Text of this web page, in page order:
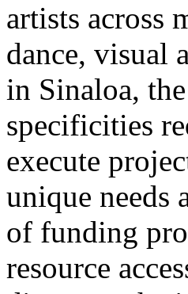
artists across
dance, visual
in Sinaloa,
specificities
execute
unique needs
of funding
resource